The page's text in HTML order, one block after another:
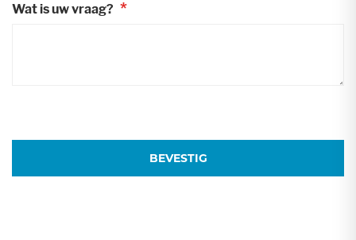
Wat is uw vraag?
BEVESTIG